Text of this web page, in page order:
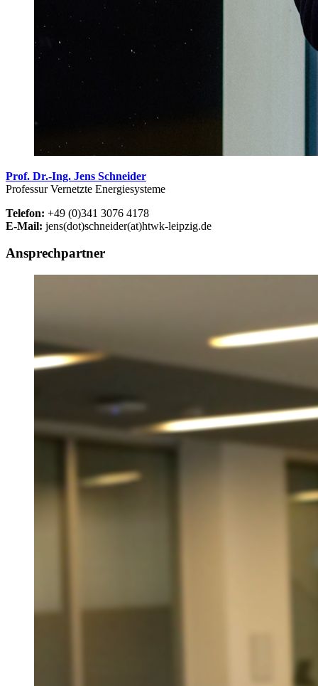
Prof. Dr.-Ing. Jens Schneider
Professur Vernetzte Energiesysteme
Telefon: +49 (0)341 3076 4178
E-Mail: jens(dot)schneider(at)htwk-leipzig.de
Ansprechpartner